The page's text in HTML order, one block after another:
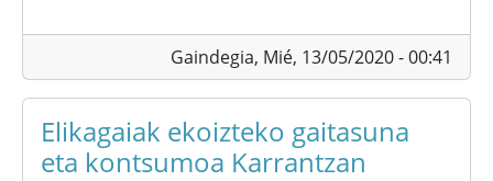
Gaindegia, Mié, 13/05/2020 - 00:41
Elikagaiak ekoizteko gaitasuna
eta kontsumoa Karrantzan